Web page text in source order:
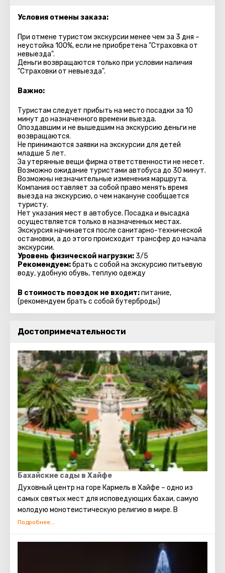
Условия отмены заказа:
При отмене туристом экскурсии менее чем за 3 дня –
неустойка 100%, если не приобретена "Страховка от
невыезда".
Деньги возвращаются только при условии наличия
"Страховки от невыезда".
Важно:
Туристам следует прибыть на место посадки за 10
минут до назначенного времени выезда.
Опоздавшим и не вышедшим на экскурсию деньги не
возвращаются.
Не принимаются заявки на экскурсии для детей
младше 5 лет.
За утерянные вещи фирма ответственности не несет.
Возможно ожидание туристами автобуса до 30 минут.
Возможны незначительные изменения маршрута.
Компания оставляет за собой право менять время
выезда на экскурсию, о чем накануне сообщается
туристу.
Нет указания мест в автобуcе. Посадка и высадка
осуществляется только в назначенных местах.
Экскурсия начинается после санитарно-технической
остановки, а до этого происходит трансфер до начала
экскурсии.
Уровень физической нагрузки: 3/5
Рекомендуем:брать с собой на экскурсию питьевую
воду, удобную обувь, теплую одежду
В стоимость поездок не входит:питание,
(рекомендуем брать с собой бутерброды)
Достопримечательности
Бахайские сады в Хайфе
Духовный центр на горе Кармель в Хайфе – одно из
самых святых мест для исповедующих бахаи, самую
молодую монотеистическую религию в мире. В
составе центра храм, усыпальница, где покоятся
сады.
Усыпальница представляет собой внушительную